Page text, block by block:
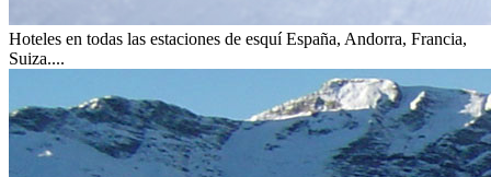
Hoteles en todas las estaciones de esquí España, Andorra, Francia,
Suiza....